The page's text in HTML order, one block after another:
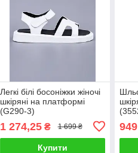
Легкі білі босоніжки жіночі
шкіряні на платформі
(G290-3)
1 274,25₴ 1 699 ₴
Купити